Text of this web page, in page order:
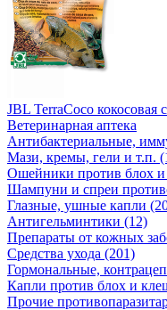
JBL TerraCoco кокосовая
Ветеринарная аптека
Антибактериальные,
Мази, кремы, гели и т.п.
Ошейники против блох
Шампуни и спреи
Глазные, ушные капли
Антигельминтики (12)
Препараты от кожных
Средства ухода (201)
Гормональные,
Капли против блох и
Прочие